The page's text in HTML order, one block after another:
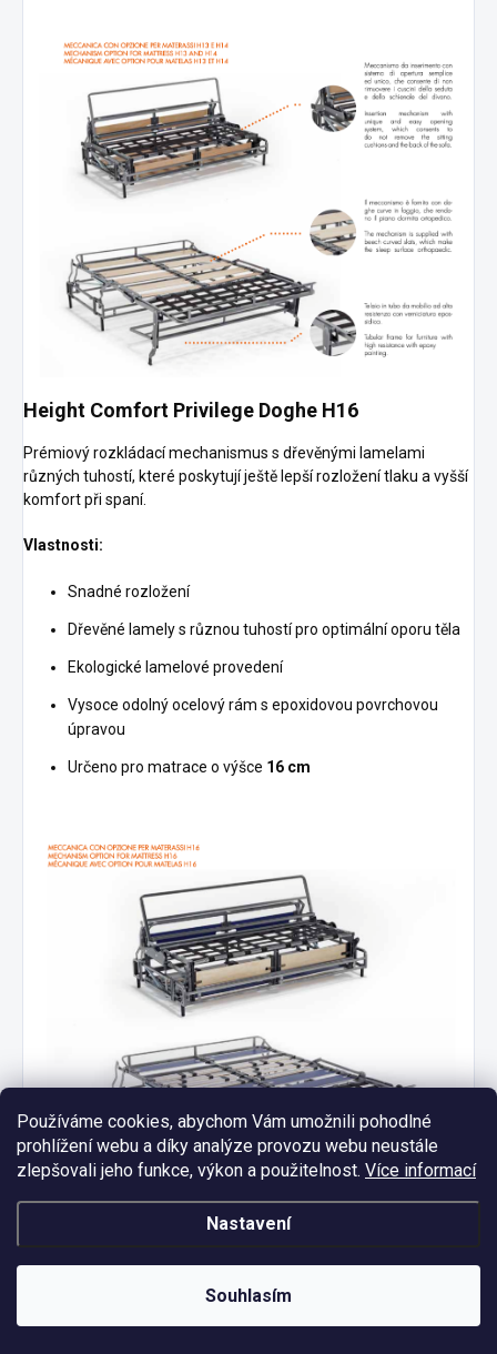
Používáme cookies, abychom Vám umožnili pohodlné
prohlížení webu a díky analýze provozu webu neustále
zlepšovali jeho funkce, výkon a použitelnost. Více informací
Nastavení
Souhlasím
Height Comfort Privilege Doghe H16
Prémiový rozkládací mechanismus s dřevěnými lamelami
různých tuhostí, které poskytují ještě lepší rozložení tlaku a vyšší
komfort při spaní.
Vlastnosti:
Snadné rozložení
Dřevěné lamely s různou tuhostí pro optimální oporu těla
Ekologické lamelové provedení
Vysoce odolný ocelový rám s epoxidovou povrchovou
úpravou
Určeno pro matrace o výšce 16 cm
Údržba rozkládacího mechanismu
Rozkládací mechanismus nevyžaduje složitou údržbu, ale stejně
jako každý pohyblivý systém ocenípravidelnou péči